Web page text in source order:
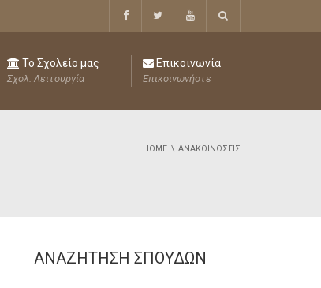
Το Σχολείο μας
Σχολ. Λειτουργία
Επικοινωνία
Επικοινωνήστε
HOME ΑΝΑΚΟΙΝΏΣΕΙΣ
ΑΝΑΖΉΤΗΣΗ ΣΠΟΥΔΏΝ